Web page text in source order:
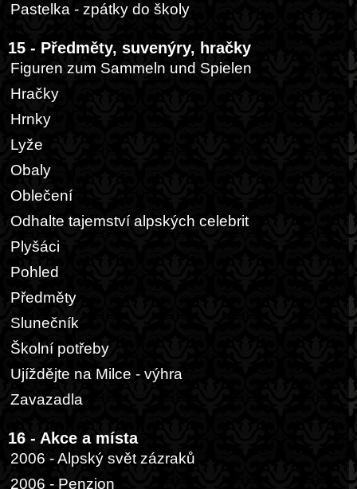
Pastelka - zpátky do školy
15 - Předměty, suvenýry, hračky
Figuren zum Sammeln und Spielen
Hračky
Hrnky
Lyže
Obaly
Oblečení
Odhalte tajemství alpských celebrit
Plyšáci
Pohled
Předměty
Slunečník
Školní potřeby
Ujíždějte na Milce - výhra
Zavazadla
16 - Akce a místa
2006 - Alpský svět zázraků
2006 - Penzion